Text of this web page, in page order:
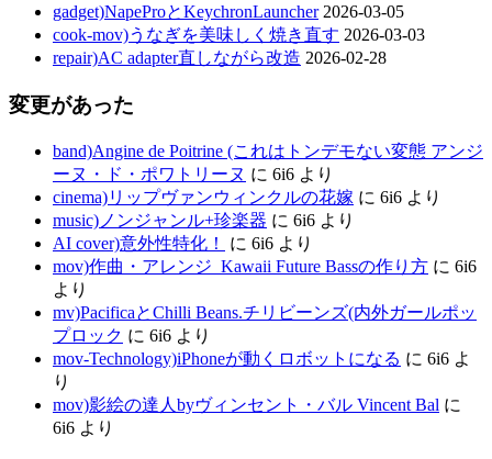
gadget)NapeProとKeychronLauncher 2026-03-05
cook-mov)うなぎを美味しく焼き直す 2026-03-03
repair)AC adapter直しながら改造 2026-02-28
変更があった
band)Angine de Poitrine (これはトンデモない変態 アンジ
ーヌ・ド・ポワトリーヌ に 6i6 より
cinema)リップヴァンウィンクルの花嫁 に 6i6 より
music)ノンジャンル+珍楽器 に 6i6 より
AI cover)意外性特化！
に 6i6 より
mov)作曲・アレンジ_Kawaii Future Bassの作り方 に 6i6
より
mv)PacificaとChilli Beans.チリビーンズ(内外ガールポッ
プロック に 6i6 より
mov-Technology)iPhoneが動くロボットになる に 6i6 よ
り
mov)影絵の達人byヴィンセント・バル Vincent Bal に
6i6 より